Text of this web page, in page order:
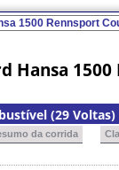
Hansa
(29 Voltas)
da corrida